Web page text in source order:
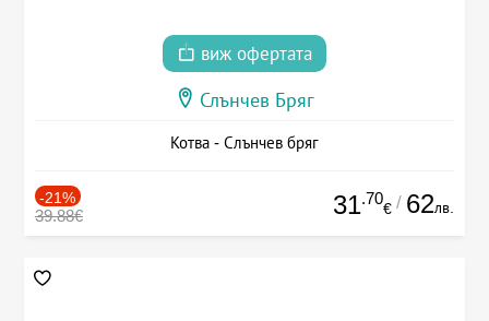
виж офертата
Слънчев Бряг
Котва - Слънчев бряг
-21%
39.88€ 31.70
€ / 62лв.